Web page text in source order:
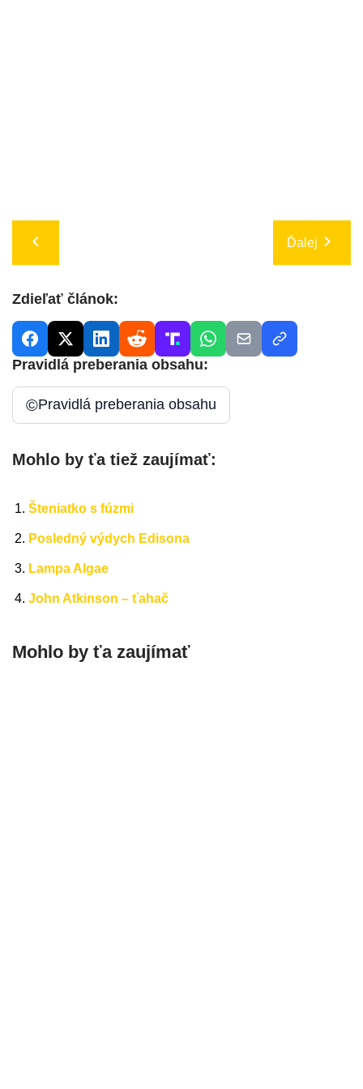
Ďalej
Zdieľať článok:
Pravidlá preberania obsahu:
©Pravidlá preberania obsahu
Mohlo by ťa tiež zaujímať:
Šteniatko s fúzmi
Posledný výdych Edisona
Lampa Algae
John Atkinson – ťahač
Mohlo by ťa zaujímať